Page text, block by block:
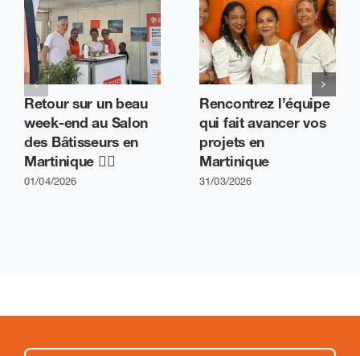
Retour sur un beau
week-end au Salon
des Bâtisseurs en
Martinique 👷‍♂️
01/04/2026
Rencontrez l’équipe
qui fait avancer vos
projets en
Martinique
31/03/2026